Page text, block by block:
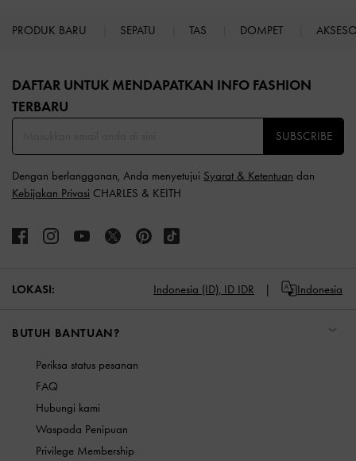
PRODUK BARU SEPATU TAS DOMPET
DAFTAR UNTUK MENDAPATKAN INFO FASHION
TERBARU​
SUBSCRIBE
Dengan berlangganan, Anda menyetujui Syarat & Ketentuan dan
Kebijakan Privasi CHARLES & KEITH
LOKASI: Indonesia (ID), ID IDR Indonesia
BUTUH BANTUAN?
Periksa status pesanan
FAQ
Hubungi kami
Waspada Penipuan
Privilege Membership